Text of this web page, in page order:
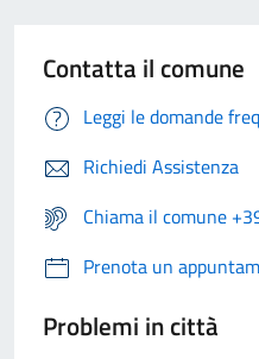
Contatta il comune
Leggi le domande
Richiedi Assistenza
Chiama il comune
Prenota un
Problemi in città